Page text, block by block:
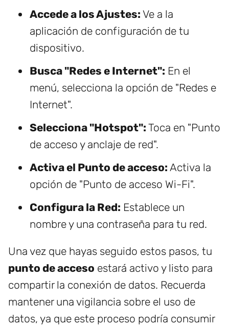
Accede a los Ajustes: Ve a la
aplicación de configuración de tu
dispositivo.
Busca "Redes e Internet": En el
menú, selecciona la opción de "Redes e
Internet".
Selecciona "Hotspot": Toca en "Punto
de acceso y anclaje de red".
Activa el Punto de acceso: Activa la
opción de "Punto de acceso Wi-Fi".
Configura la Red: Establece un
nombre y una contraseña para tu red.
Una vez que hayas seguido estos pasos, tu
punto de acceso estará activo y listo para
compartir la conexión de datos. Recuerda
mantener una vigilancia sobre el uso de
datos, ya que este proceso podría consumir